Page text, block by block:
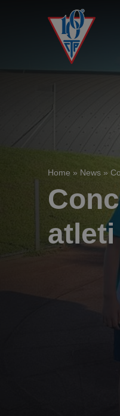
Home » News »